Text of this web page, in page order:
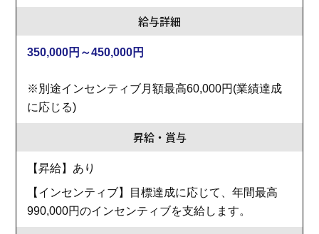
給与詳細
350,000円～450,000円
※別途インセンティブ月額最高60,000円(業績達成
に応じる)
昇給・賞与
【昇給】あり
【インセンティブ】目標達成に応じて、年間最高
990,000円のインセンティブを支給します。